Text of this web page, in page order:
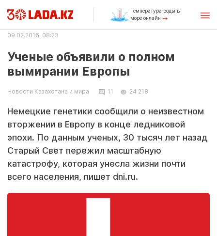
Температура воды в
море онлайн
09.02.2016, 08:23
Ученые объявили о полном
вымирании Европы
Новости Казахстана и мира 11 24 218
Немецкие генетики сообщили о неизвестном
вторжении в Европу в конце ледниковой
эпохи. По данным ученых, 30 тысяч лет назад
Старый Свет пережил масштабную
катастрофу, которая унесла жизни почти
всего населения, пишет dni.ru.